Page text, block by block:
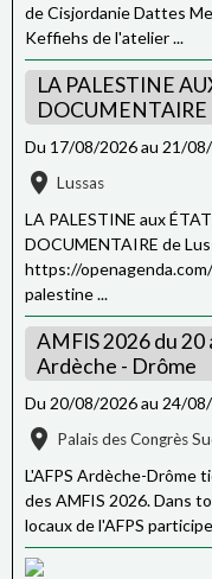
de Cisjordanie Dattes
Keffiehs de l'atelier ...
LA PALESTINE
DOCUMENTAIRE
Du 17/08/2026au 21/
Lussas
LA PALESTINE aux
DOCUMENTAIRE de
https://
palestine ...
AMFIS 2026 du 20
Ardèche - Drôme
Du 20/08/2026au 24/
Palais des Congrès
L'AFPS Ardèche-Drôme
des AMFIS 2026. Dans
locaux de l'AFPS